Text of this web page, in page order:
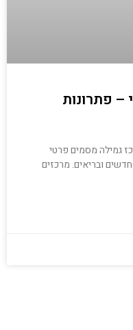
– פתרונות
גמילה מסמים פרטי
ובריאים. מרכזים